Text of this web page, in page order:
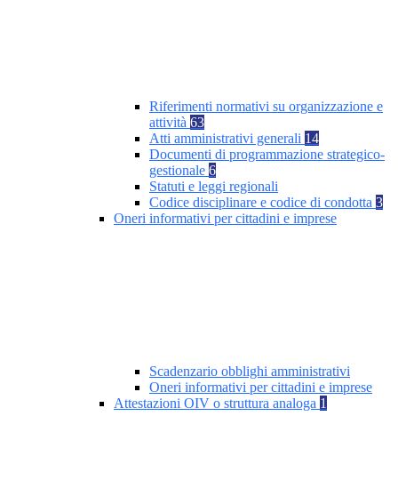
Riferimenti normativi su organizzazione e
attività 63
Atti amministrativi generali 14
Documenti di programmazione strategico-
gestionale 6
Statuti e leggi regionali
Codice disciplinare e codice di condotta 3
Oneri informativi per cittadini e imprese
Scadenzario obblighi amministrativi
Oneri informativi per cittadini e imprese
Attestazioni OIV o struttura analoga 1